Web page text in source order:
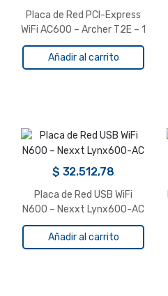
Placa de Red PCI-Express
WiFi AC600 – Archer T2E – 1
Antena TP-Link
Añadir al carrito
$ 32.512,78
Placa de Red USB WiFi
N600 – Nexxt Lynx600-AC
Añadir al carrito